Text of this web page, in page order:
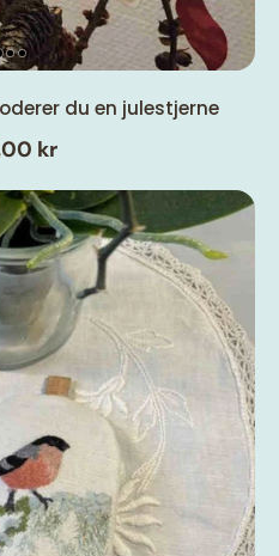
du en julestjerne
kr